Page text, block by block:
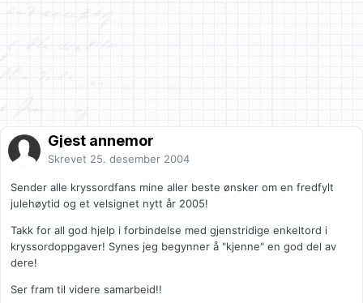
Gjest annemor
Skrevet 25. desember 2004
Sender alle kryssordfans mine aller beste ønsker om en fredfylt
julehøytid og et velsignet nytt år 2005!
Takk for all god hjelp i forbindelse med gjenstridige enkeltord i
kryssordoppgaver! Synes jeg begynner å "kjenne" en god del av
dere!
Ser fram til videre samarbeid!!